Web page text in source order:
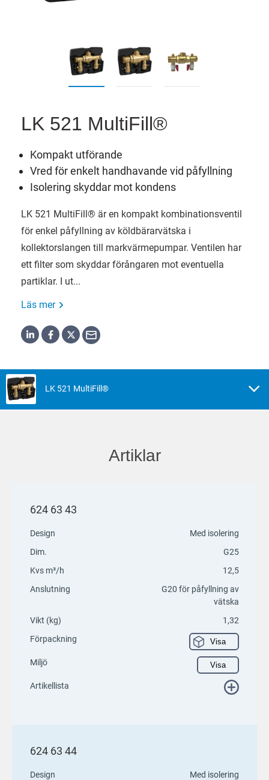
LK 521 MultiFill®
Kompakt utförande
Vred för enkelt handhavande vid påfyllning
Isolering skyddar mot kondens
LK 521 MultiFill® är en kompakt kombinationsventil
för enkel påfyllning av köldbärarvätska i
kollektorslangen till markvärmepumpar. Ventilen har
ett filter som ­skyddar förångaren mot eventuella
partiklar. I ut...
Läs mer
LK 521 MultiFill®
Artiklar
624 63 43
Design
Med isolering
Dim.
G25
Kvs m³/h
12,5
Anslutning
G20 för påfyllning av
vätska
Vikt (kg)
1,32
Förpackning
Visa
Miljö Visa
Artikellista
624 63 44
Design
Med isolering